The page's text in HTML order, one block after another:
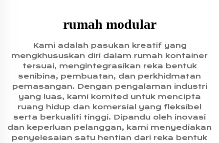
rumah modular
Kami adalah pasukan kreatif yang
mengkhususkan diri dalam rumah kontainer
tersuai, mengintegrasikan reka bentuk
senibina, pembuatan, dan perkhidmatan
pemasangan. Dengan pengalaman industri
yang luas, kami komited untuk mencipta
ruang hidup dan komersial yang fleksibel
serta berkualiti tinggi. Dipandu oleh inovasi
dan keperluan pelanggan, kami menyediakan
penyelesaian satu hentian dari reka bentuk